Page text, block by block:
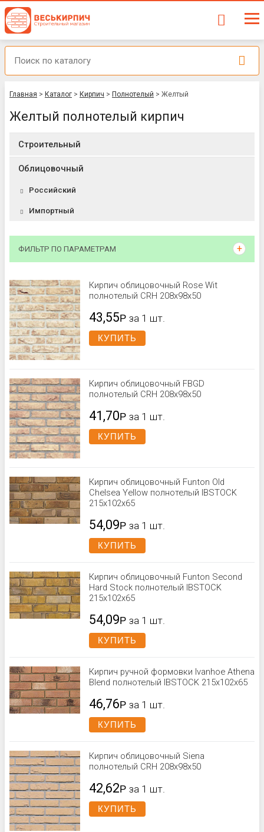
Главная > Каталог > Кирпич > Полнотелый > Желтый
Желтый полнотелый кирпич
Строительный
Облицовочный
Российский
Импортный
ФИЛЬТР ПО ПАРАМЕТРАМ
Кирпич облицовочный Rose Wit
полнотелый CRH 208x98x50
43,55Р за 1 шт.
КУПИТЬ
Кирпич облицовочный FBGD
полнотелый CRH 208x98x50
41,70Р за 1 шт.
КУПИТЬ
Кирпич облицовочный Funton Old
Chelsea Yellow полнотелый IBSTOCK
215x102x65
54,09Р за 1 шт.
КУПИТЬ
Кирпич облицовочный Funton Second
Hard Stock полнотелый IBSTOCK
215x102x65
54,09Р за 1 шт.
КУПИТЬ
Кирпич ручной формовки Ivanhoe Athena
Blend полнотелый IBSTOCK 215x102x65
46,76Р за 1 шт.
КУПИТЬ
Кирпич облицовочный Siena
полнотелый CRH 208x98x50
42,62Р за 1 шт.
КУПИТЬ